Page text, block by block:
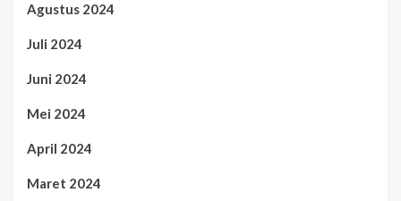
Agustus 2024
Juli 2024
Juni 2024
Mei 2024
April 2024
Maret 2024